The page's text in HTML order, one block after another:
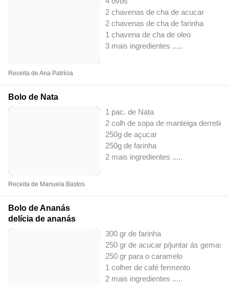
2 chavenas de cha de acucar
2 chavenas de cha de farinha
1 chavena de cha de oleo
3 mais ingredientes .....
Receita de Ana Patrícia
Bolo de Nata
1 pac. de Nata
2 colh de sopa de manteiga derretida
250g de açucar
250g de farinha
2 mais ingredientes .....
Receita de Manuela Bastos
Bolo de Ananás
delícia de ananás
300 gr de farinha
250 gr de acucar p/juntar ás gemas
250 gr para o caramelo
1 colher de café fermento
2 mais ingredientes .....